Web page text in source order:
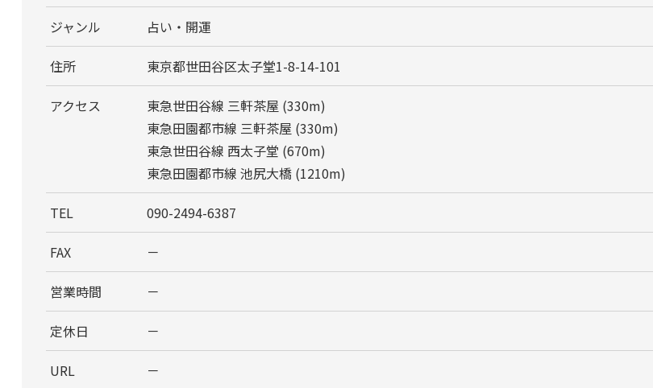
ジャンル 占い・開運
住所 東京都世田谷区太子堂1-8-14-101
アクセス
東急世田谷線 三軒茶屋 (330m)
東急田園都市線 三軒茶屋 (330m)
東急世田谷線 西太子堂 (670m)
東急田園都市線 池尻大橋 (1210m)
TEL 090-2494-6387
FAX －
営業時間 －
定休日 －
URL －